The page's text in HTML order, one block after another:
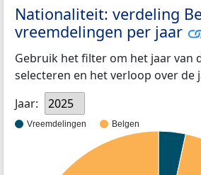
Nationaliteit: verdeling
vreemdelingen per jaar
Gebruik het filter om het jaar van
selecteren en het verloop over de
Jaar:
2025
Vreemdelingen Belgen